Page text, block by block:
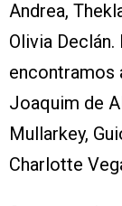
Andrea,
Olivia
encontramos
Joaquim de
Mullarkey,
Charlotte